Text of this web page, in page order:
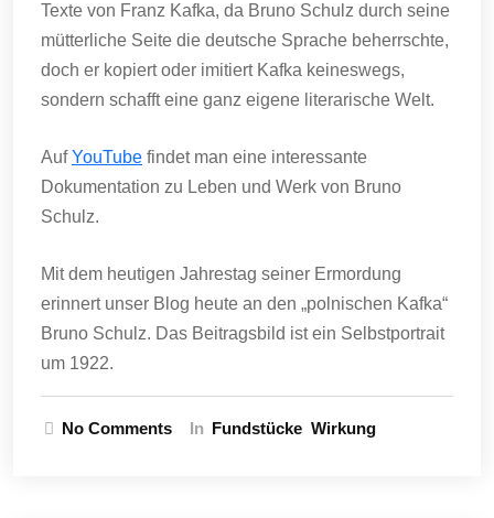
Texte von Franz Kafka, da Bruno Schulz durch seine
mütterliche Seite die deutsche Sprache beherrschte,
doch er kopiert oder imitiert Kafka keineswegs,
sondern schafft eine ganz eigene literarische Welt.
AufYouTube findet man eine interessante
Dokumentation zu Leben und Werk von Bruno
Schulz.
Mit dem heutigen Jahrestag seiner Ermordung
erinnert unser Blog heute an den „polnischen Kafka“
Bruno Schulz. Das Beitragsbild ist ein Selbstportrait
um 1922.
No Comments In Fundstücke Wirkung